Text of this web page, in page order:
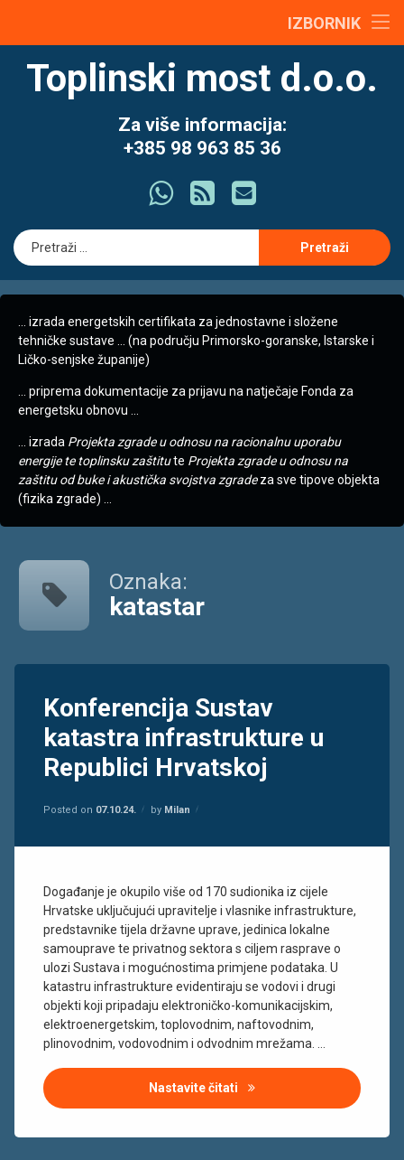
IZBORNIK
energetski certifikat
Zrakopropusnost – “Pa zar još i to moram platiti?”
sadržajToplinski most d.o.o.
Za više informacija:
+385 98 963 85 36
Što ima
RSS E-mail
… izrada energetskih certifikata za jednostavne i složene
tehničke sustave … (na području Primorsko-goranske, Istarske i
Ličko-senjske županije)
… priprema dokumentacije za prijavu na natječaje Fonda za
energetsku obnovu …
… izrada Projekta zgrade u odnosu na racionalnu uporabu
energije te toplinsku zaštitute Projekta zgrade u odnosu na
zaštitu od buke i akustička svojstva zgradeza sve tipove objekta
(fizika zgrade) …
Oznaka:
katastar
Konferencija Sustav
katastra infrastrukture u
Republici Hrvatskoj
Posted on 07.10.24. by Milan
Događanje je okupilo više od 170 sudionika iz cijele
Hrvatske uključujući upravitelje i vlasnike infrastrukture,
predstavnike tijela državne uprave, jedinica lokalne
samouprave te privatnog sektora s ciljem rasprave o
ulozi Sustava i mogućnostima primjene podataka. U
katastru infrastrukture evidentiraju se vodovi i drugi
objekti koji pripadaju elektroničko-komunikacijskim,
elektroenergetskim, toplovodnim, naftovodnim,
plinovodnim, vodovodnim i odvodnim mrežama. …
Nastavite čitati Konferencija Sustav
katastar
Sustav
katastra
infrastrukture